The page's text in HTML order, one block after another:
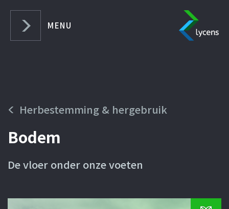
MENU
SLUITEN
Veiligheid & Gezondheid
Herbestemming &
Hergebruik
Actueel
Herbestemming & hergebruik
Bodem
De vloer onder onze voeten